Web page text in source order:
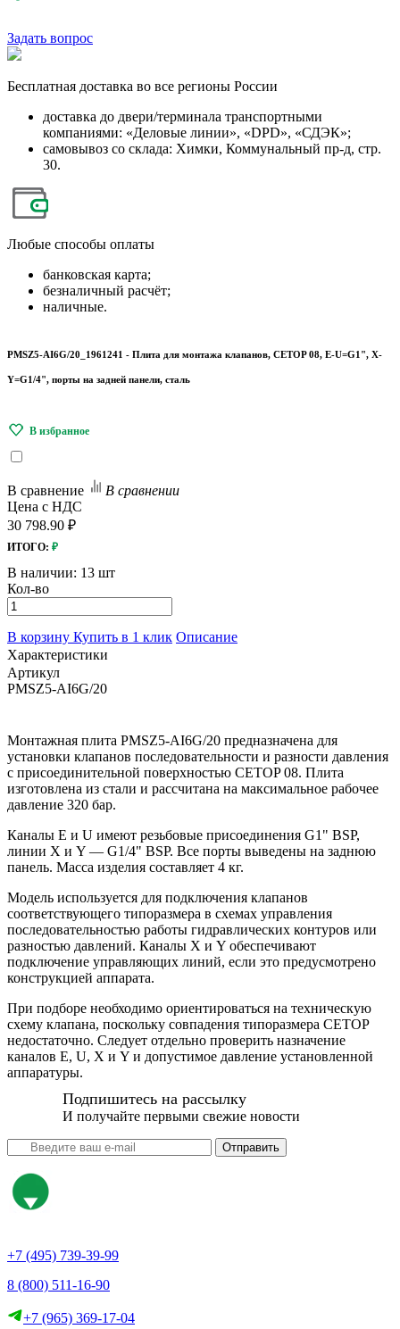
Задать вопрос
Бесплатная доставка во все регионы России
доставка до двери/терминала транспортными
компаниями: «Деловые линии», «DPD», «СДЭК»;
самовывоз со склада: Химки, Коммунальный пр-д, стр.
30.
Любые способы оплаты
банковская карта;
безналичный расчёт;
наличные.
PMSZ5-AI6G/20_1961241 - Плита для монтажа клапанов, CETOP 08, E-U=G1", X-
Y=G1/4", порты на задней панели, сталь
В сравнение
В сравнении
Цена с НДС
30 798.90 ₽
ИТОГО: ₽
В наличии: 13 шт
Кол-во
В корзину Купить в 1 клик Описание
Характеристики
Артикул
PMSZ5-AI6G/20
Монтажная плита PMSZ5-AI6G/20 предназначена для
установки клапанов последовательности и разности давления
с присоединительной поверхностью CETOP 08. Плита
изготовлена из стали и рассчитана на максимальное рабочее
давление 320 бар.
Каналы E и U имеют резьбовые присоединения G1" BSP,
линии X и Y — G1/4" BSP. Все порты выведены на заднюю
панель. Масса изделия составляет 4 кг.
Модель используется для подключения клапанов
соответствующего типоразмера в схемах управления
последовательностью работы гидравлических контуров или
разностью давлений. Каналы X и Y обеспечивают
подключение управляющих линий, если это предусмотрено
конструкцией аппарата.
При подборе необходимо ориентироваться на техническую
схему клапана, поскольку совпадения типоразмера CETOP
недостаточно. Следует отдельно проверить назначение
каналов E, U, X и Y и допустимое давление установленной
аппаратуры.
Подпишитесь на рассылку
И получайте первыми свежие новости
Отправить
+7 (495) 739-39-99
8 (800) 511-16-90
+7 (965) 369-17-04